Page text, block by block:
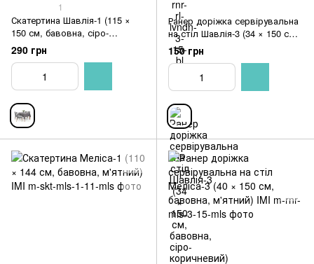
1
Скатертина Шавлія-1 (115 ×
150 см, бавовна, сіро-
коричневий) IMI
290 грн
Ранер доріжка сервірувальна
на стіл Шавлія-3 (34 × 150 см,
бавовна, сіро-коричневий) IMI
150 грн